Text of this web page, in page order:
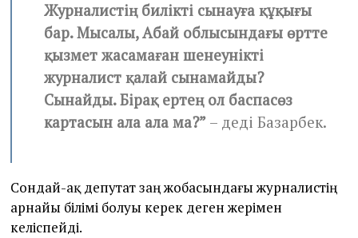
Журналистің билікті сынауға құқығы
бар. Мысалы, Абай облысындағы өртте
қызмет жасамаған шенеунікті
журналист қалай сынамайды?
Сынайды. Бірақ ертең ол баспасөз
картасын ала ала ма?” – деді Базарбек.
Сондай-ақ депутат заң жобасындағы журналистің
арнайы білімі болуы керек деген жерімен
келіспейді.